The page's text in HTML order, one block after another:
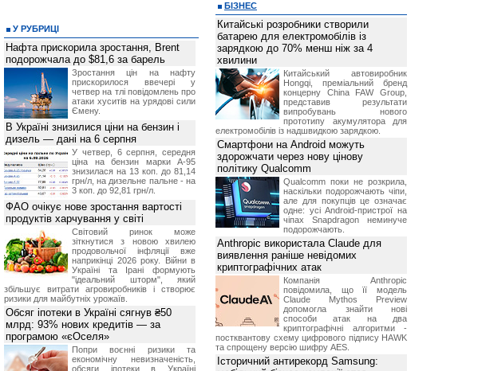
У РУБРИЦІ
Нафта прискорила зростання, Brent
подорожчала до $81,6 за барель
Зростання цін на нафту
прискорилося ввечері у
четвер на тлі повідомлень про
атаки хуситів на урядові сили
Ємену.
В Україні знизилися ціни на бензин і
дизель — дані на 6 серпня
У четвер, 6 серпня, середня
ціна на бензин марки А-95
знизилася на 13 коп. до 81,14
грн/л, на дизельне пальне - на
3 коп. до 92,81 грн/л.
ФАО очікує нове зростання вартості
продуктів харчування у світі
Світовий ринок може
зіткнутися з новою хвилею
продовольчої інфляції вже
наприкінці 2026 року. Війни в
Україні та Ірані формують
"ідеальний шторм", який
збільшує витрати агровиробників і створює
ризики для майбутніх урожаїв.
Обсяг іпотеки в Україні сягнув ₴50
млрд: 93% нових кредитів — за
програмою «єОселя»
Попри воєнні ризики та
економічну невизначеність,
обсяги іпотеки в Україні
БІЗНЕС
Китайські розробники створили
батарею для електромобілів із
зарядкою до 70% менш ніж за 4
хвилини
Китайський автовиробник
Hongqi, преміальний бренд
концерну China FAW Group,
представив результати
випробувань нового
прототипу акумулятора для
електромобілів із надшвидкою зарядкою.
Смартфони на Android можуть
здорожчати через нову цінову
політику Qualcomm
Qualcomm поки не розкрила,
наскільки подорожчають чіпи,
але для покупців це означає
одне: усі Android-пристрої на
чіпах Snapdragon неминуче
подорожчають.
Anthropic використала Claude для
виявлення раніше невідомих
криптографічних атак
Компанія Anthropic
повідомила, що її модель
Claude Mythos Preview
допомогла знайти нові
способи атак на два
криптографічні алгоритми -
постквантову схему цифрового підпису HAWK
та спрощену версію шифру AES.
Історичний антирекорд Samsung: